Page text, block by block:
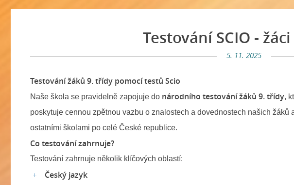
Testování SCIO -
5. 11. 2025
Testování žáků 9. třídy pomocí testů Scio
Naše škola se pravidelně zapojuje do národního testování žáků 9. třídy,
poskytuje cennou zpětnou vazbu o znalostech a dovednostech našich
ostatními školami po celé České republice.
Co testování zahrnuje?
Testování zahrnuje několik klíčových oblastí:
Český jazyk